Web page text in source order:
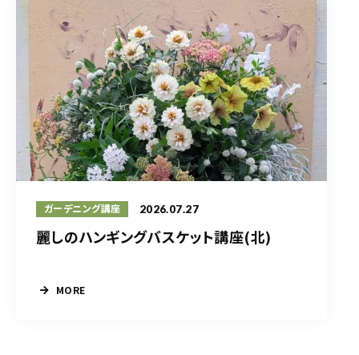
ガーデニング講座 2026.07.27
麗しのハンギングバスケット講座(北)
MORE